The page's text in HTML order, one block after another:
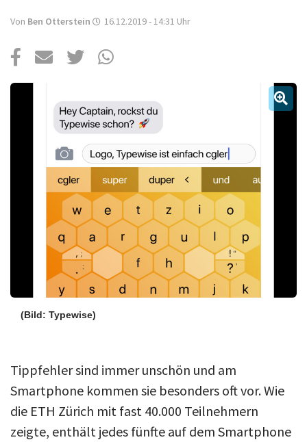
Anmelden
Von Ben Otterstein 16.12.2019 - 14:31 Uhr
(Bild: Typewise)
Tippfehler sind immer unschön und am
Smartphone kommen sie besonders oft vor. Wie
die ETH Zürich mit fast 40.000 Teilnehmern
zeigte, enthält jedes fünfte auf dem Smartphone